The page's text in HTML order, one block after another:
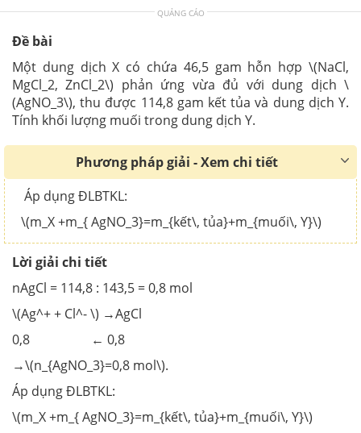
QUẢNG CÁO
Đề bài
Một dung dịch X có chứa 46,5 gam hỗn hợp \(NaCl,
MgCl_2, ZnCl_2\) phản ứng vừa đủ với dung dịch \
(AgNO_3\), thu được 114,8 gam kết tủa và dung dịch Y.
Tính khối lượng muối trong dung dịch Y.
Phương pháp giải - Xem chi tiết
Áp dụng ĐLBTKL:
\(m_X +m_{ AgNO_3}=m_{kết\, tủa}+m_{muối\, Y}\)
Lời giải chi tiết
nAgCl = 114,8 : 143,5 = 0,8 mol
\(Ag^+ + Cl^- \) →AgCl
0,8 ← 0,8
→\(n_{AgNO_3}=0,8 mol\).
Áp dụng ĐLBTKL:
\(m_X +m_{ AgNO_3}=m_{kết\, tủa}+m_{muối\, Y}\)